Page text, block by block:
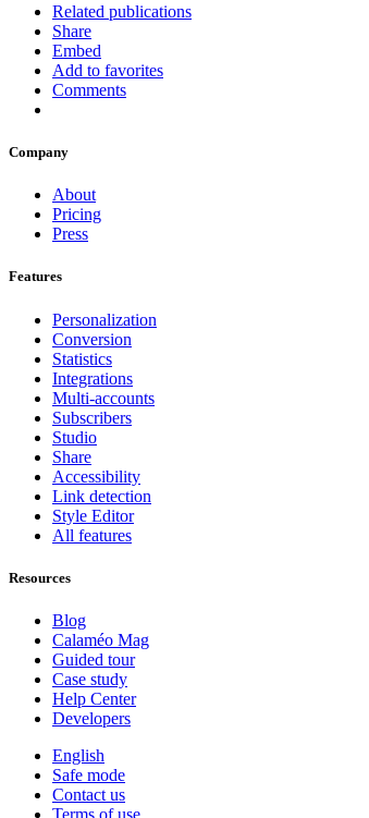
Related publications
Share
Embed
Add to favorites
Comments
Company
About
Pricing
Press
Features
Personalization
Conversion
Statistics
Integrations
Multi-accounts
Subscribers
Studio
Share
Accessibility
Link detection
Style Editor
All features
Resources
Blog
Calaméo Mag
Guided tour
Case study
Help Center
Developers
English
Safe mode
Contact us
Terms of use